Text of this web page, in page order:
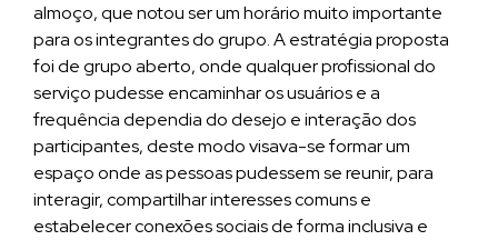
almoço, que notou ser um horário muito importante
para os integrantes do grupo. A estratégia proposta
foi de grupo aberto, onde qualquer profissional do
serviço pudesse encaminhar os usuários e a
frequência dependia do desejo e interação dos
participantes, deste modo visava-se formar um
espaço onde as pessoas pudessem se reunir, para
interagir, compartilhar interesses comuns e
estabelecer conexões sociais de forma inclusiva e